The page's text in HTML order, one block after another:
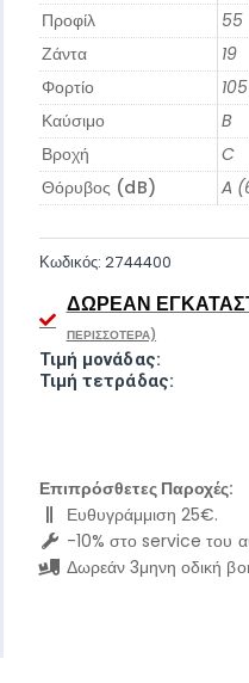
Προφίλ
55
Ζάντα
19
Φορτίο
105
Καύσιμο
B
Βροχή
C
Θόρυβος (dB)
A
Κωδικός:2744400
ΔΩΡΕΆΝ
ΠΕΡΙΣΣΌΤΕΡΑ)
Τιμή μονάδας:
Τιμή τετράδας:
Επιπρόσθετες Παροχές:
Ευθυγράμμιση 25€.
-10% στο service του
Δωρεάν 3μηνη οδική